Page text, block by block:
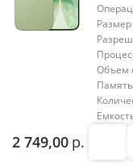
Объем
2 749,00 р.